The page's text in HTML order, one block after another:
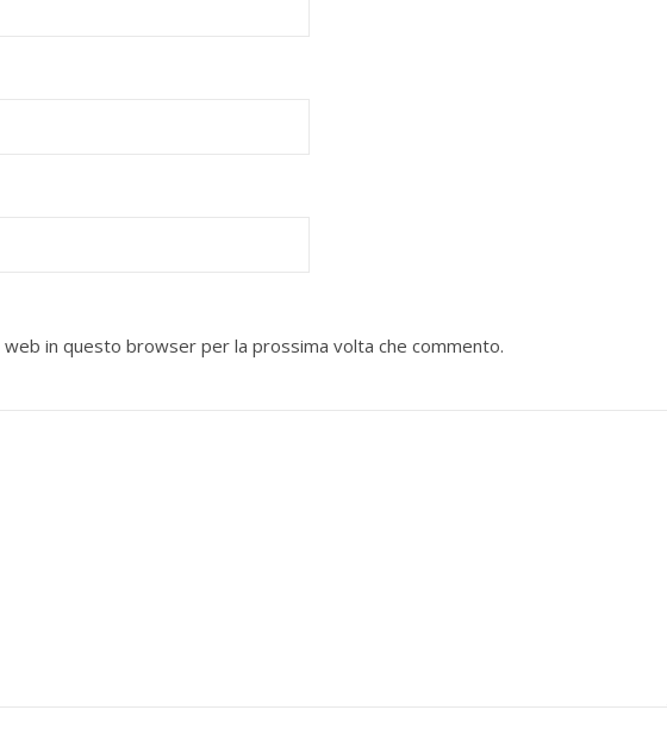
web in questo browser per la prossima volta che commento.